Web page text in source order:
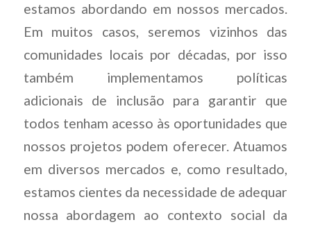
estamos abordando em nossos mercados.
Em muitos casos, seremos vizinhos das
comunidades locais por décadas, por isso
também implementamos políticas
adicionais de inclusão para garantir que
todos tenham acesso às oportunidades que
nossos projetos podem oferecer. Atuamos
em diversos mercados e, como resultado,
estamos cientes da necessidade de adequar
nossa abordagem ao contexto social da